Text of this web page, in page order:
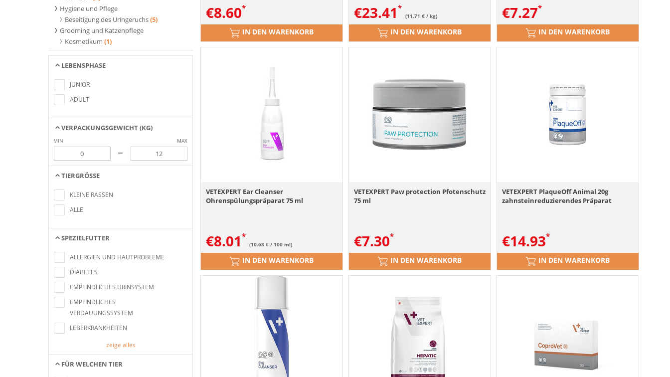
Hygiene und Pflege
Beseitigung des Uringeruchs(5)
Grooming und Katzenpflege
Kosmetikum (1)
LEBENSPHASE
Suchkriterien übereinstimmen
JUNIOR
ADULT
VERPACKUNGSGEWICHT (KG)
MIN MAX
–
TIERGRÖSSE
Suchkriterien übereinstimmen
KLEINE RASSEN
ALLE
SPEZIELFUTTER
Suchkriterien übereinstimmen
ALLERGIEN UND HAUTPROBLEME
DIABETES
EMPFINDLICHES URINSYSTEM
EMPFINDLICHES
VERDAUUNGSSYSTEM
LEBERKRANKHEITEN
zeige alles
FÜR WELCHEN TIER
€8.60
IN DEN WARENKORB
€23.41 (11.71 € / kg)
IN DEN WARENKORB
€7.27
IN DEN WARENKORB
VETEXPERT Ear Cleanser
Ohrenspülungspräparat 75 ml
€8.01 (10.68 € / 100 ml)
IN DEN WARENKORB
VETEXPERT Paw protection Pfotenschutz
75 ml
€7.30
IN DEN WARENKORB
VETEXPERT PlaqueOff Animal 20g
zahnsteinreduzierendes Präparat
€14.93
IN DEN WARENKORB